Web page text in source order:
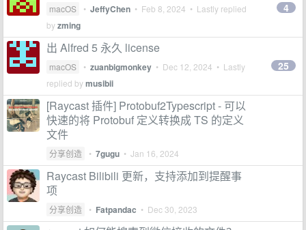
macOS • JeffyChen • Feb 8, 2024 • Lastly replied
byzming
4
出 Alfred 5 永久 license
macOS • zuanbigmonkey • Dec 12, 2024 • Lastly
replied bymusibii
25
[Raycast 插件] Protobuf2Typescript - 可以
快速的将 Protobuf 定义转换成 TS 的定义
文件
分享创造 • 7gugu • Jan 16, 2024
Raycast Bilibili 更新，支持添加到提醒事
项
分享创造 • Fatpandac • Dec 30, 2023